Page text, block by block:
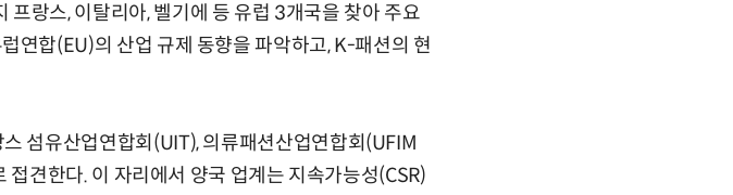
랑스, 이탈리아, 벨기에 등 유럽 3개국을 찾아 주요
연합(EU)의 산업 규제 동향을 파악하고, K-패션의 현
섬유산업연합회(UIT), 의류패션산업연합회(UFIM
견한다. 이 자리에서 양국 업계는 지속가능성(CSR)